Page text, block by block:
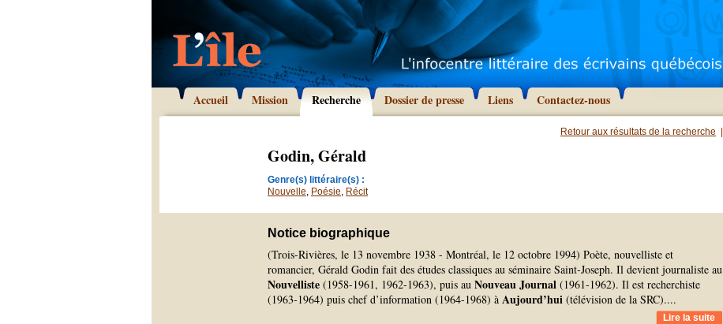
Accueil Mission Recherche Dossier de presse Liens Contactez-nous
Retour aux résultats de la recherche
Godin, Gérald
Genre(s) littéraire(s) :
Nouvelle, Poésie, Récit
Notice biographique
(Trois-Rivières, le 13 novembre 1938 - Montréal, le 12 octobre 1994) Poète, nouvelliste et
romancier, Gérald Godin fait des études classiques au séminaire Saint-Joseph. Il devient journaliste au
Nouvelliste (1958-1961, 1962-1963), puis au Nouveau Journal (1961-1962). Il est recherchiste
(1963-1964) puis chef d’information (1964-1968) à Aujourd’hui (télévision de la SRC)....
Lire la suite